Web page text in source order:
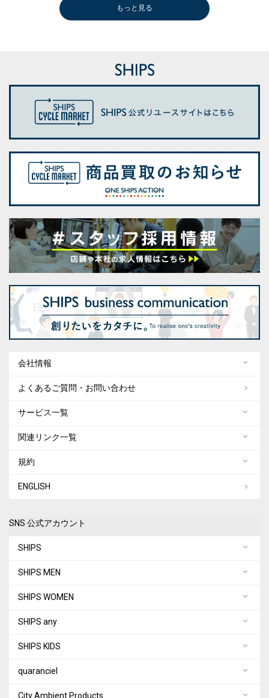
もっと見る
会社情報
よくあるご質問・お問い合わせ
サービス一覧
関連リンク一覧
規約
ENGLISH
SNS 公式アカウント
SHIPS
SHIPS MEN
SHIPS WOMEN
SHIPS any
SHIPS KIDS
quaranciel
City Ambient Products